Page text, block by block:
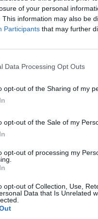
of your personal
This information may also be
Participants that may further
Data Processing Opt Outs
opt-out of the Sharing of my
opt-out of the Sale of my
opt-out of processing my
opt-out of Collection, Use,
Data that Is Unrelated
nas do preferowanych
Kisio to polska aktorka
czy filmów „Kariera Nikosia